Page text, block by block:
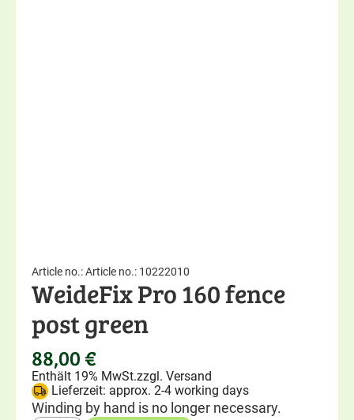
Article no.: Article no.: 10222010
WeideFix Pro 160 fence
post green
88,00 €
Enthält 19% MwSt.zzgl. Versand
Lieferzeit: approx. 2-4 working days
Winding by hand is no longer necessary.